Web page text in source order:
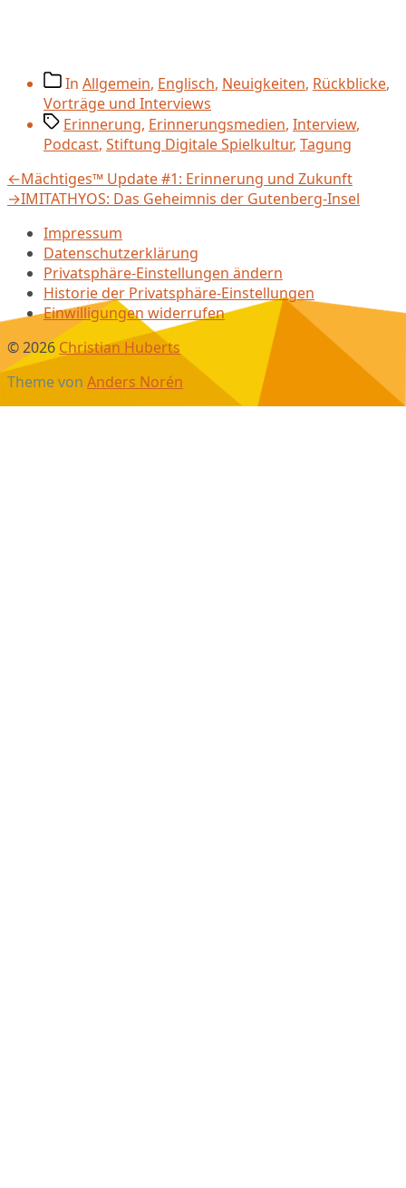
Beitragskategorien
In Allgemein, Englisch, Neuigkeiten, Rückblicke,
Vorträge und Interviews
Schlagwörter
Erinnerung, Erinnerungsmedien, Interview,
Podcast, Stiftung Digitale Spielkultur, Tagung
Beitragsnavigation
←Vorheriger
Beitrag:
Mächtiges™ Update #1: Erinnerung und Zukunft
→Nächster
IMITATHYOS: Das Geheimnis der Gutenberg-Insel
Impressum
Datenschutzerklärung
Privatsphäre-Einstellungen ändern
Historie der Privatsphäre-Einstellungen
Einwilligungen widerrufen
© 2026 Christian Huberts
Theme von Anders Norén